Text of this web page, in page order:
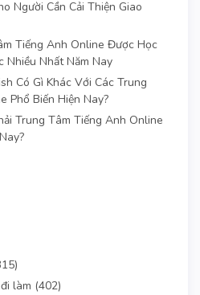
Người Cần Cải Thiện Giao
Tiếng Anh Online Được Học
Nhiều Nhất Năm Nay
Có Gì Khác Với Các Trung
Phổ Biến Hiện Nay?
Trung Tâm Tiếng Anh Online
làm (402)